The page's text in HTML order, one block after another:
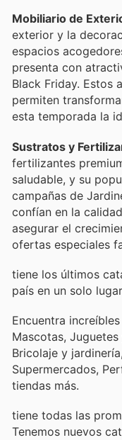
Mobiliario de
exterior y la
espacios
presenta con
Black Friday. Estos
permiten
esta temporada la
Sustratos y
fertilizantes
saludable, y su
campañas de
confían en la
asegurar el
ofertas especiales
tiene los últimos
país en un solo
Encuentra
Mascotas,
Bricolaje y
Supermercados,
tiendas más.
tiene todas las
Tenemos nuevos